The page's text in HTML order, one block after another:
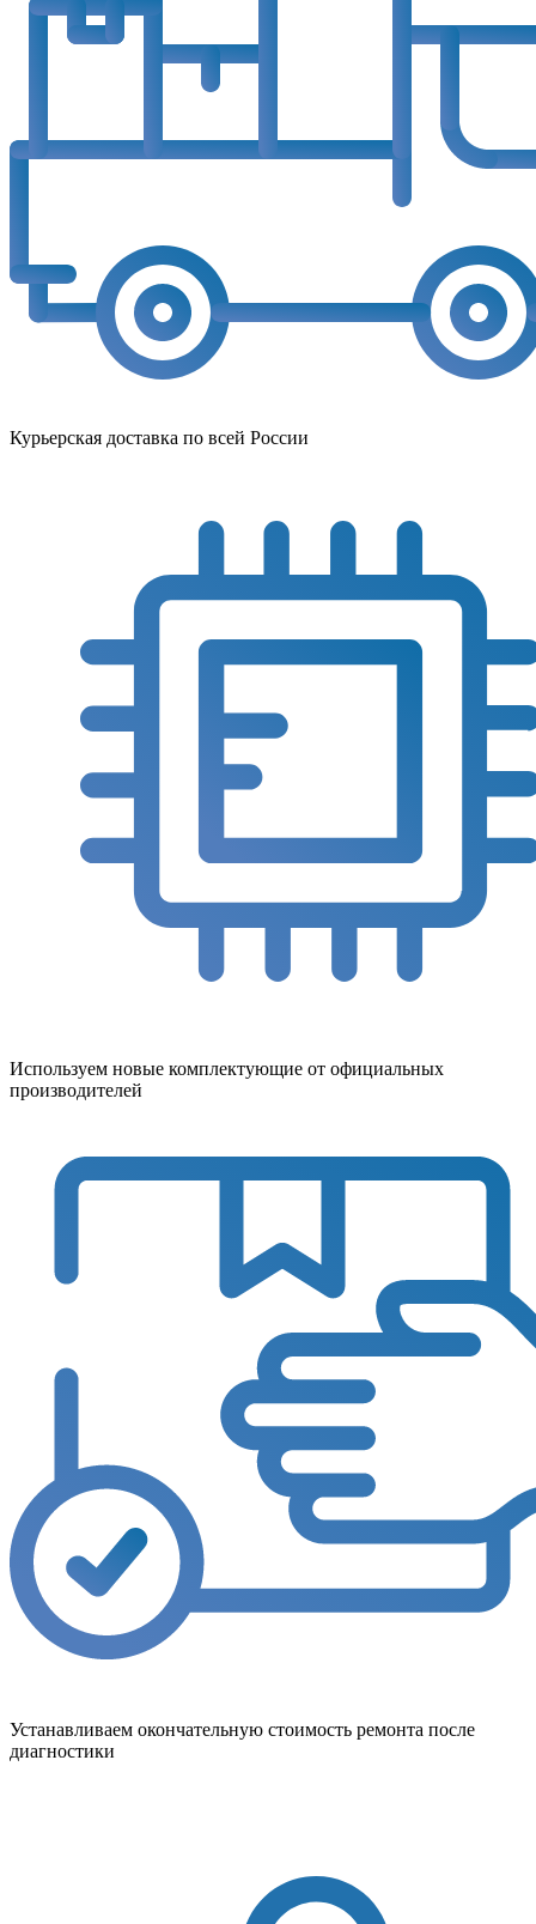
Курьерская доставка по всей России
Используем новые комплектующие от официальных
производителей
Устанавливаем окончательную стоимость ремонта после
диагностики